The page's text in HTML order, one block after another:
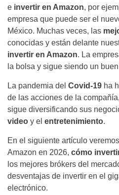
e invertir en Amazon, por
empresa que puede ser el
México. Muchas veces, las
conocidas y están delante
invertir en Amazon. La
la bolsa y sigue siendo un
La pandemia del Covid-19 ha
de las acciones de la
sigue diversificando sus
video y el entretenimiento.
En el siguiente artículo
Amazon en 2026, cómo
los mejores brókers del
desventajas de invertir en el
electrónico.